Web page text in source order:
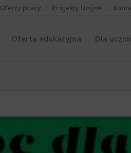
Oferty pracy Projekty Unijne
Oferta edukacyjna Dla